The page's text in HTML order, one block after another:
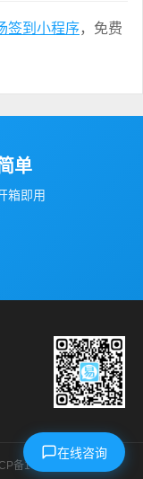
签到小程序，免费
单
箱即用
备14024966号-1
在线咨询